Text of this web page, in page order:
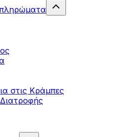
στις Κράμπες